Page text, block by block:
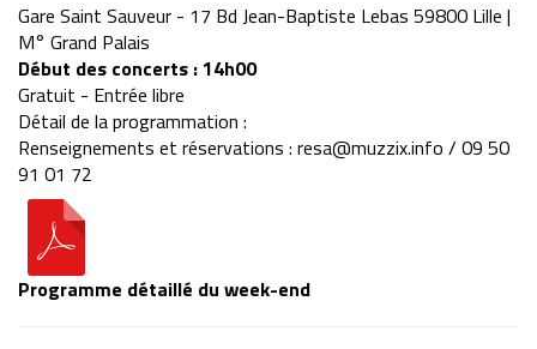
Gare Saint Sauveur - 17 Bd Jean-Baptiste Lebas 59800 Lille |
M° Grand Palais
Début des concerts : 14h00
Gratuit - Entrée libre
Détail de la programmation :
Renseignements et réservations : resa@muzzix.info / 09 50
91 01 72
Programme détaillé du week-end